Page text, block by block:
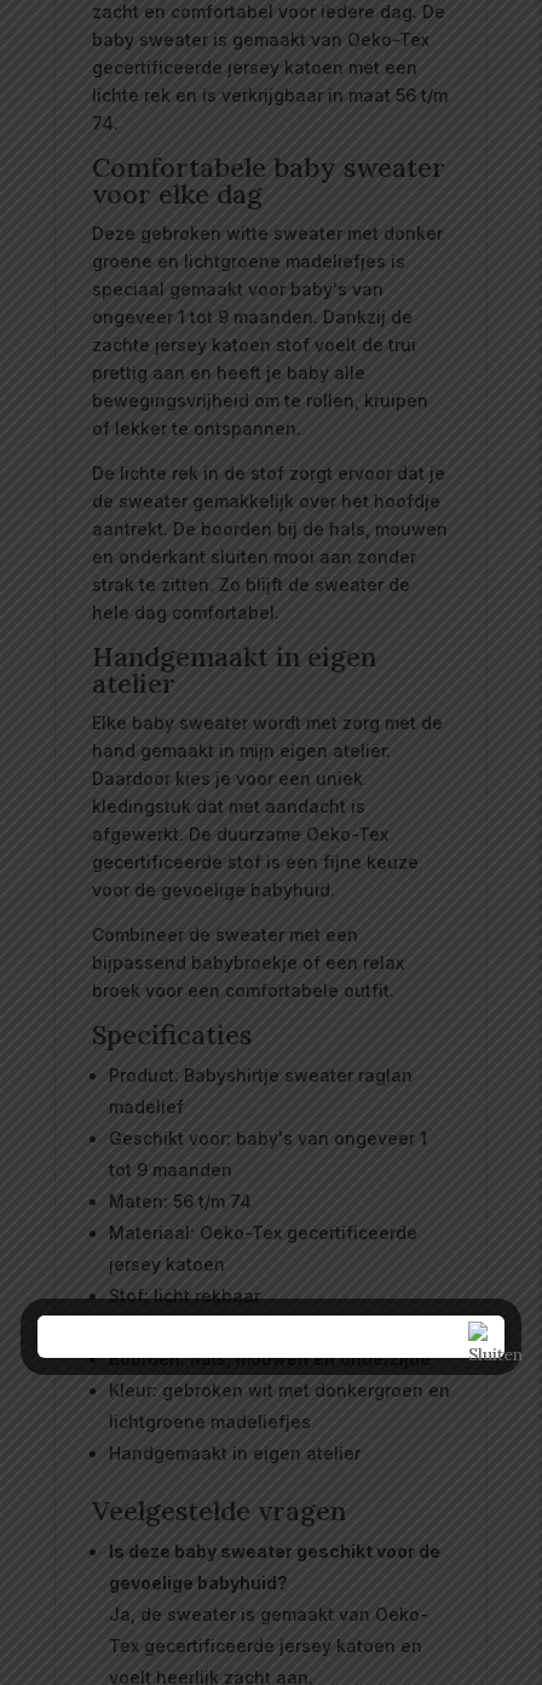
zacht en comfortabel voor iedere dag. De
baby sweater is gemaakt van Oeko-Tex
gecertificeerde jersey katoen met een
lichte rek en is verkrijgbaar in maat 56 t/m
74.
Comfortabele baby sweater
voor elke dag
Deze gebroken witte sweater met donker
groene en lichtgroene madeliefjes is
speciaal gemaakt voor baby's van
ongeveer 1 tot 9 maanden. Dankzij de
zachte jersey katoen stof voelt de trui
prettig aan en heeft je baby alle
bewegingsvrijheid om te rollen, kruipen
of lekker te ontspannen.
De lichte rek in de stof zorgt ervoor dat je
de sweater gemakkelijk over het hoofdje
aantrekt. De boorden bij de hals, mouwen
en onderkant sluiten mooi aan zonder
strak te zitten. Zo blijft de sweater de
hele dag comfortabel.
Handgemaakt in eigen
atelier
Elke baby sweater wordt met zorg met de
hand gemaakt in mijn eigen atelier.
Daardoor kies je voor een uniek
kledingstuk dat met aandacht is
afgewerkt. De duurzame Oeko-Tex
gecertificeerde stof is een fijne keuze
voor de gevoelige babyhuid.
Combineer de sweater met een
bijpassend babybroekje of een relax
broek voor een comfortabele outfit.
Specificaties
Product: Babyshirtje sweater raglan
madelief
Geschikt voor: baby's van ongeveer 1
tot 9 maanden
Maten: 56 t/m 74
Materiaal: Oeko-Tex gecertificeerde
jersey katoen
Stof: licht rekbaar
Boorden: hals, mouwen en onderzijde
Kleur: gebroken wit met donkergroen en
lichtgroene madeliefjes
Handgemaakt in eigen atelier
Veelgestelde vragen
Is deze baby sweater geschikt voor de
gevoelige babyhuid?
Ja, de sweater is gemaakt van Oeko-
Tex gecertificeerde jersey katoen en
voelt heerlijk zacht aan.